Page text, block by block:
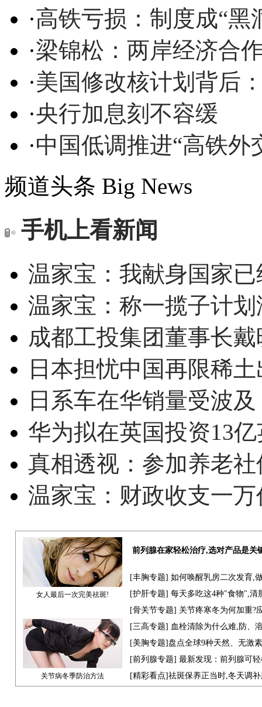
·高铁亏损：制度成“黑
·梁锦松：两岸经济合
·美国修改核计划背后
·央行加息刻不容缓
·中国低调推进“高铁外
频道头条 Big News
手机上看新闻
温家宝：我献身国家
温家宝：称一揽子计
成都工投集团董事长
日本担忧中国再限稀
日系车在华销量受波
华为拟在英国投资13
真相透视：参加养老
温家宝：财政收支一
女人最后一次完美祛斑!
前列腺在家轻松治疗,选对产品是关
[丰胸专题] 如何唤醒乳房二次发育,
[护肝专题] 每天多吃这4种"食物",清
[骨关节专题] 关节疼寒冬为何加重?
关节病冬季防治方法
[三高专题] 血栓清除为什么难,防、
[美胸专题]盘点全球9种天然、无激
[前列腺专题] 最新发现：前列腺可
[精彩看点]祛斑保养正当时,冬天调